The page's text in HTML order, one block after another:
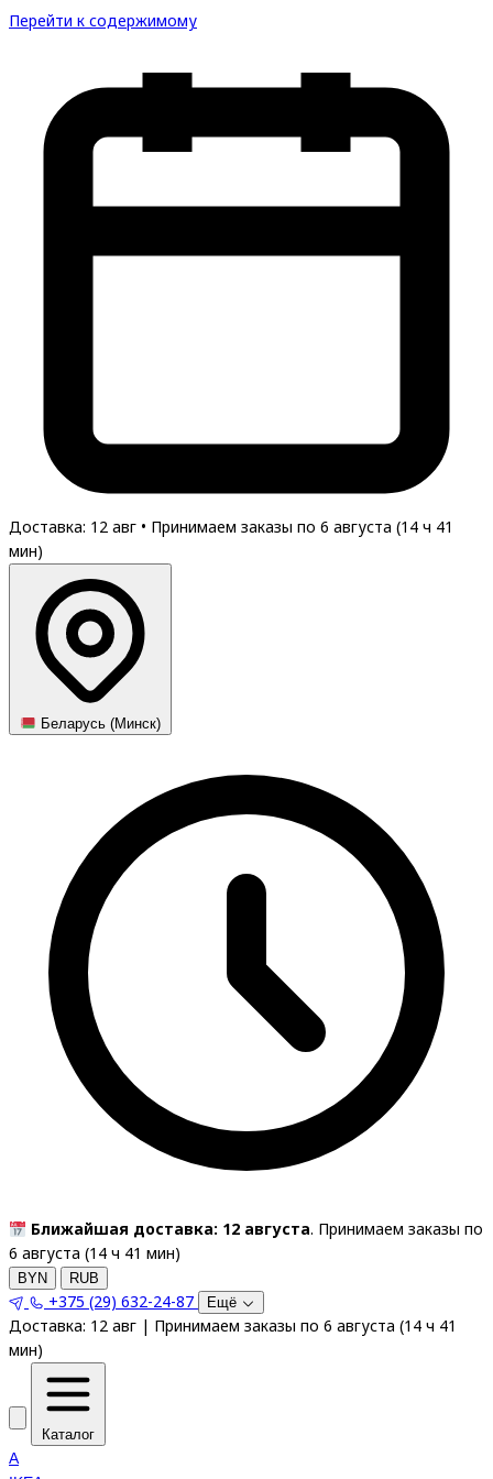
Перейти к содержимому
Доставка: 12 авг • Принимаем заказы по 6 августа (14 ч 41
мин)
Беларусь (Минск)
Ближайшая доставка: 12 августа. Принимаем заказы по
6 августа (14 ч 41 мин)
BYN RUB
+375 (29) 632-24-87 Ещё
Доставка: 12 авг | Принимаем заказы по 6 августа (14 ч 41
мин)
Каталог
A